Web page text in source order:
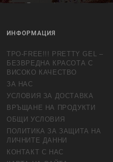
Повече информация
ИНФОРМАЦИЯ
TPO-FREE!!! PRETTY GEL –
БЕЗВРЕДНА КРАСОТА С
ВИСОКО КАЧЕСТВО
ЗА НАС
УСЛОВИЯ ЗА ДОСТАВКА
ВРЪЩАНЕ НА ПРОДУКТИ
ОБЩИ УСЛОВИЯ
ПОЛИТИКА ЗА ЗАЩИТА НА
ЛИЧНИТЕ ДАННИ
КОНТАКТ С НАС